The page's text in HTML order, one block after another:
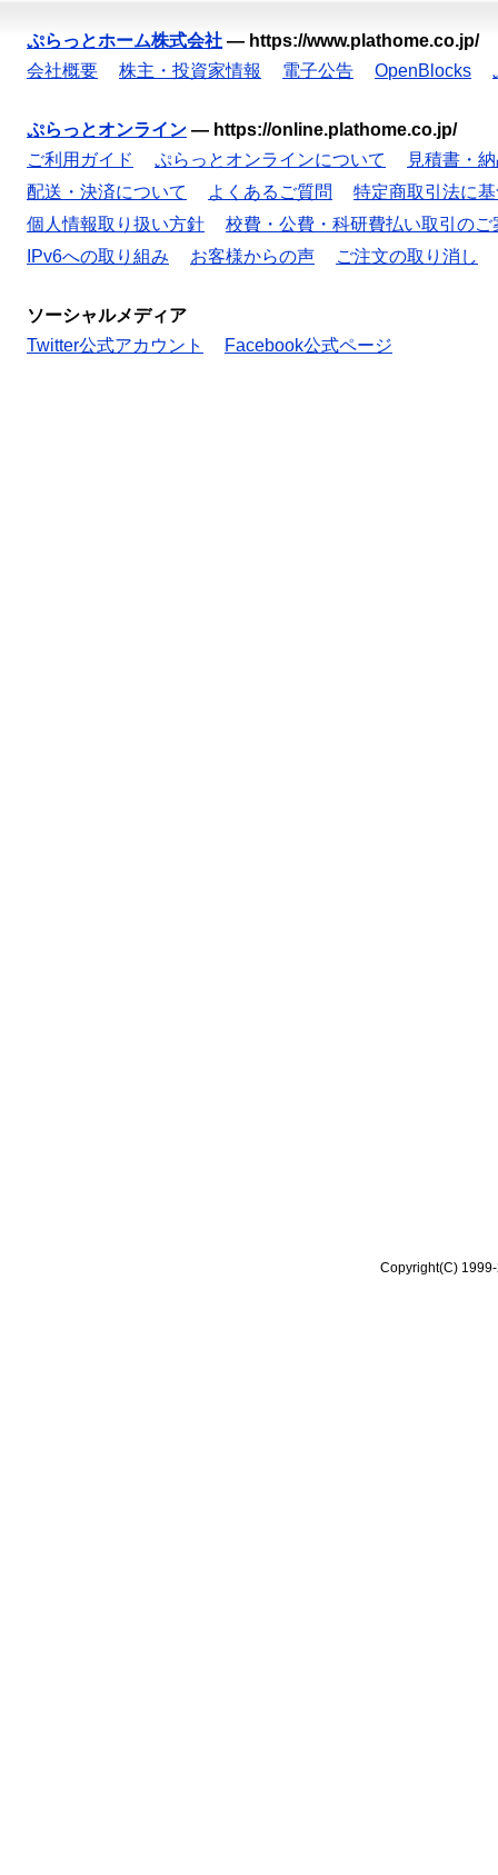
ぷらっとホーム株式会社 — https://www.plathome.co.jp/
会社概要
株主・投資家情報 電子公告 OpenBlocks
ぷらっとオンライン — https://online.plathome.co.jp/
ご利用ガイド
ぷらっとオンラインについて
見積書・
配送・決済について
よくあるご質問
特定商取引法に
個人情報取り扱い方針
校費・公費・科研費払い取引のご
IPv6への取り組み
お客様からの声 ご注文の取り消し
ソーシャルメディア
Twitter公式アカウント
Facebook公式ページ
Copyright(C)